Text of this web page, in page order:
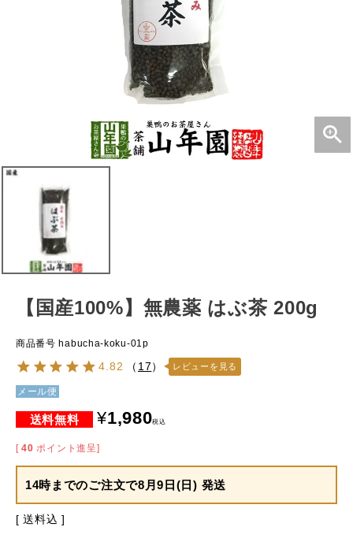
【国産100%】無農薬 はぶ茶 200g
商品番号 habucha-koku-01p
4.82 （ 17） レビューを見る
メール便
¥1,980税込
[ 40 ポイント進呈]
14時までのご注文で8月9日(日) 発送
送料込